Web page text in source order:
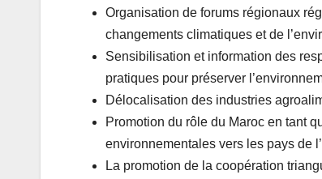
Organisation de forums régionaux
changements climatiques et de
Sensibilisation et information des
pratiques pour préserver
Délocalisation des industries
Promotion du rôle du Maroc en tant
environnementales vers les pays de
La promotion de la coopération